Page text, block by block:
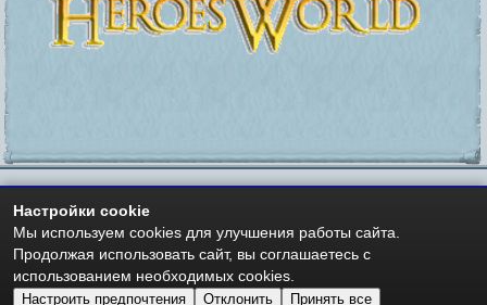
Мир Героев -https://heroesworld.ru- Heroes World
Авторские права - Copyright © 2006-2026 HeroesWorld.ru
Heroes World (English)
Настройки cookie
Мы используем cookies для улучшения работы сайта.
Продолжая использовать сайт, вы соглашаетесь с
использованием необходимых cookies.
Настроить предпочтения
Отклонить Принять все